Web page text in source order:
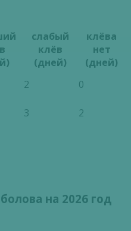
слабый
клёв
(дней)
клёва
нет
(дней)
2
0
3
2
на 2026 год